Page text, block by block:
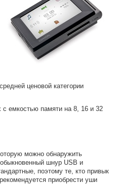
ценовой категории
емкостью памяти на 8, 16 и 32
можно обнаружить
шнур USB и
поэтому те, кто привык
приобрести уши